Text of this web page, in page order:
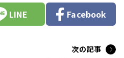
LINE Facebook
次の記事